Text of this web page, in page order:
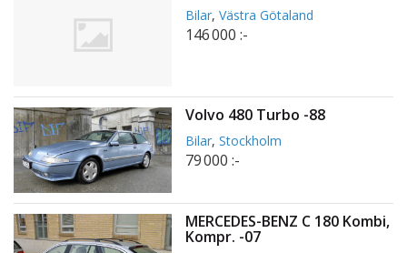
Bilar,Västra Götaland
146 000 :-
Volvo 480 Turbo -88
Bilar,Stockholm
79 000 :-
MERCEDES-BENZ C 180 Kombi,
Kompr. -07